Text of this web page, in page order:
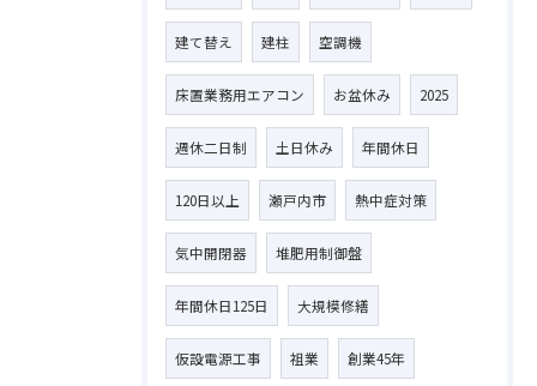
建て替え 建柱 空調機
床置業務用エアコン お盆休み 2025
週休二日制 土日休み 年間休日
120日以上 瀬戸内市 熱中症対策
気中開閉器 堆肥用制御盤
年間休日125日 大規模修繕
仮設電源工事 祖業 創業45年